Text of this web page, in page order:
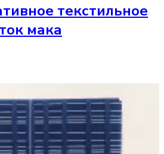
текстильное
мака